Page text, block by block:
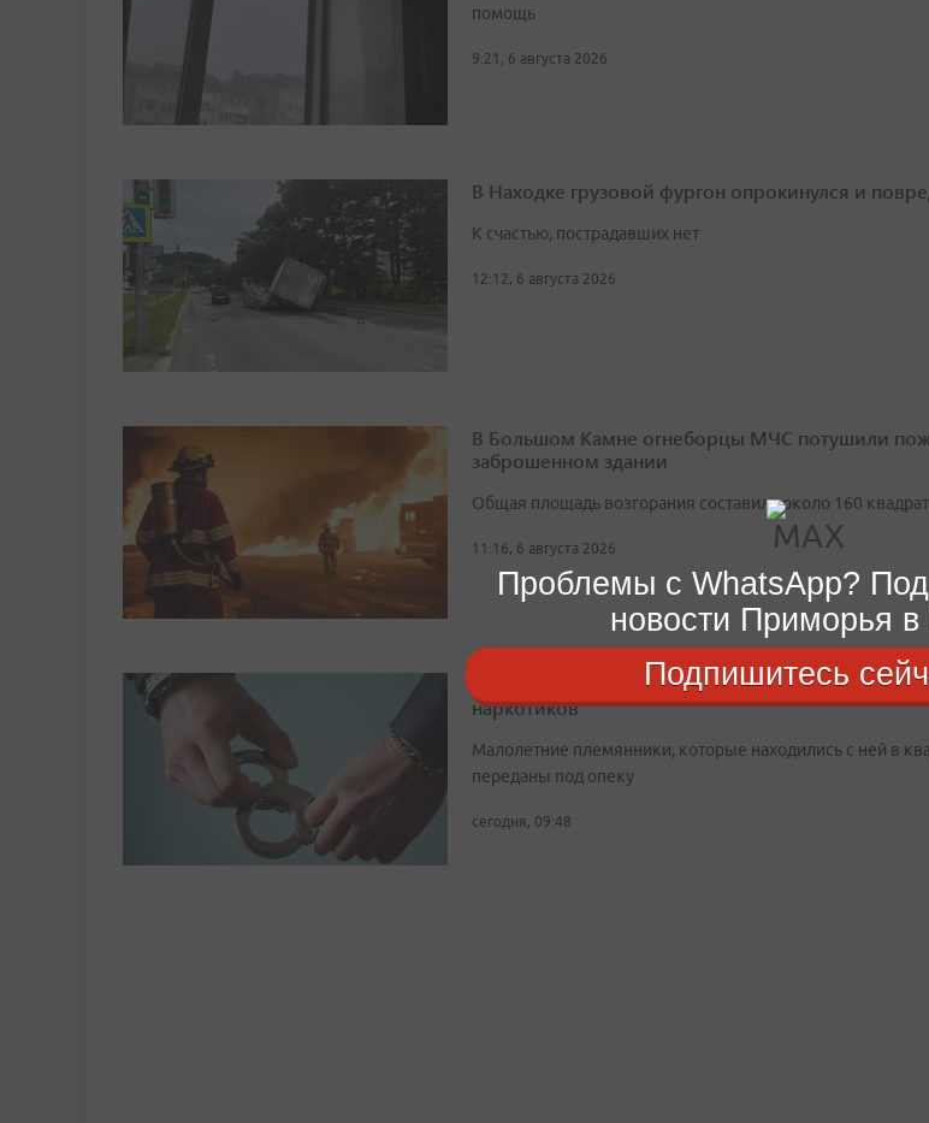
помощь
9:21, 6 августа 2026
В Находке грузовой фургон опрокинулся и
К счастью, пострадавших нет
12:12, 6 августа 2026
В Большом Камне огнеборцы МЧС потушили
заброшенном здании
Общая площадь возгорания составила около 160
11:16, 6 августа 2026
Во Владивостоке задержали женщину с крупной
наркотиков
Малолетние племянники, которые находились с ней в
переданы под опеку
сегодня, 09:48
Проблемы с WhatsApp?
новости Приморья в
Подпишитесь